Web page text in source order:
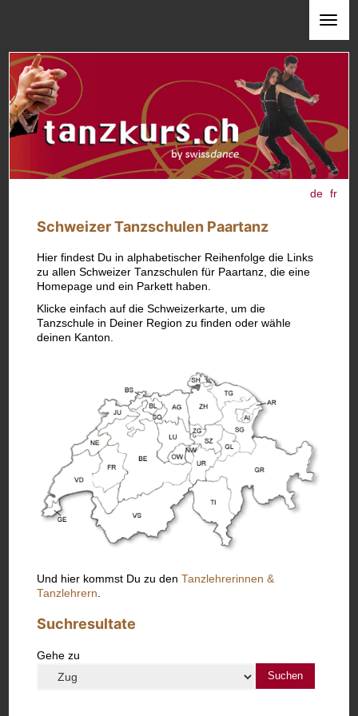
de fr
Schweizer Tanzschulen Paartanz
Hier findest Du in alphabetischer Reihenfolge die Links
zu allen Schweizer Tanzschulen für Paartanz, die eine
Homepage und ein Parkett haben.
Klicke einfach auf die Schweizerkarte, um die
Tanzschule in Deiner Region zu finden oder wähle
deinen Kanton.
Und hier kommst Du zu denTanzlehrerinnen &
Tanzlehrern
Suchresultate
Gehe zu